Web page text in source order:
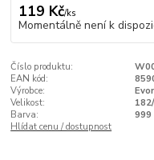
119 Kč/ks
Momentálně není k
Číslo produktu:
EAN kód:
Výrobce:
Velikost:
Barva:
999
Hlídat cenu / dostupnost